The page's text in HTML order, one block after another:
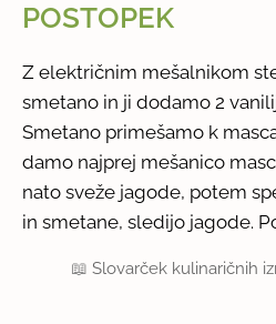
POSTOPEK
Z električnim mešalnikom
smetano in ji dodamo 2
Smetano primešamo k
damo najprej mešanico
nato sveže jagode, potem
in smetane, sledijo jagode.
📖Slovarček kulinaričnih